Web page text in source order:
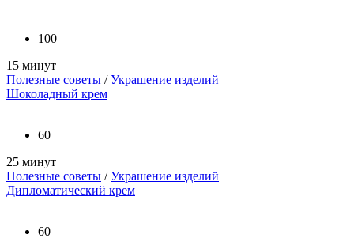
100
15 минут
Полезные советы /Украшение изделий
Шоколадный крем
60
25 минут
Полезные советы /Украшение изделий
Дипломатический крем
60